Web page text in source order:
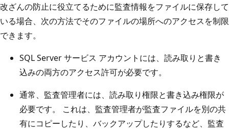
改ざんの防止に役立てるために監査情報をファイルに保存して
いる場合、次の方法でそのファイルの場所へのアクセスを制限
できます。
SQL Server サービス アカウントには、読み取りと書き
込みの両方のアクセス許可が必要です。
通常、監査管理者には、読み取り権限と書き込み権限が
必要です。 これは、監査管理者が監査ファイルを別の共
有にコピーしたり、バックアップしたりするなど、監査